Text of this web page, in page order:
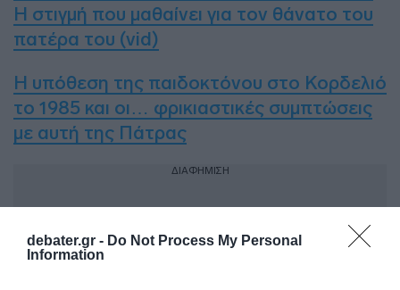
debater.gr - Do Not Process My Personal
Information
Η στιγμή που μαθαίνει για τον θάνατο του
πατέρα του (vid)
Η υπόθεση της παιδοκτόνου στο Κορδελιό
το 1985 και οι… φρικιαστικές συμπτώσεις
με αυτή της Πάτρας
ΔΙΑΦΗΜΙΣΗ